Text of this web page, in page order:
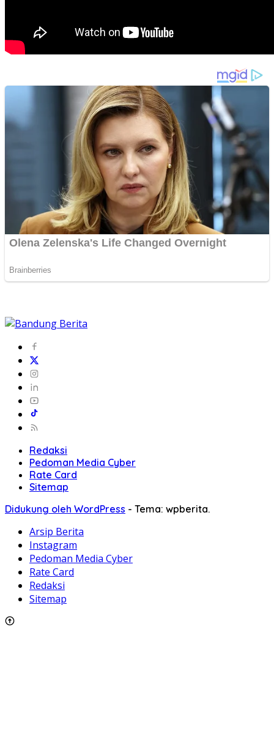
Redaksi
Pedoman Media Cyber
Rate Card
Sitemap
Didukung oleh WordPress - Tema: wpberita.
Arsip Berita
Instagram
Pedoman Media Cyber
Rate Card
Redaksi
Sitemap